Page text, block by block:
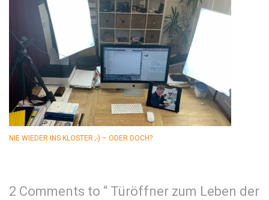
NIE WIEDER INS KLOSTER ;-) – ODER DOCH?
2 Comments to “ Türöffner zum Leben der